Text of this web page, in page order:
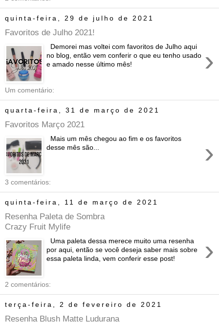
quinta-feira, 29 de julho de 2021
Favoritos de Julho 2021!
›
Demorei mas voltei com favoritos de Julho aqui
no blog, então vem conferir o que eu tenho usado
e amado nesse último mês!
Um comentário:
quarta-feira, 31 de março de 2021
Favoritos Março 2021
›
Mais um mês chegou ao fim e os favoritos
desse mês são...
3 comentários:
quinta-feira, 11 de março de 2021
Resenha Paleta de Sombra
Crazy Fruit Mylife
›
Uma paleta dessa merece muito uma resenha
por aqui, então se você deseja saber mais sobre
essa paleta linda, vem conferir esse post!
2 comentários:
terça-feira, 2 de fevereiro de 2021
Resenha Blush Matte Ludurana